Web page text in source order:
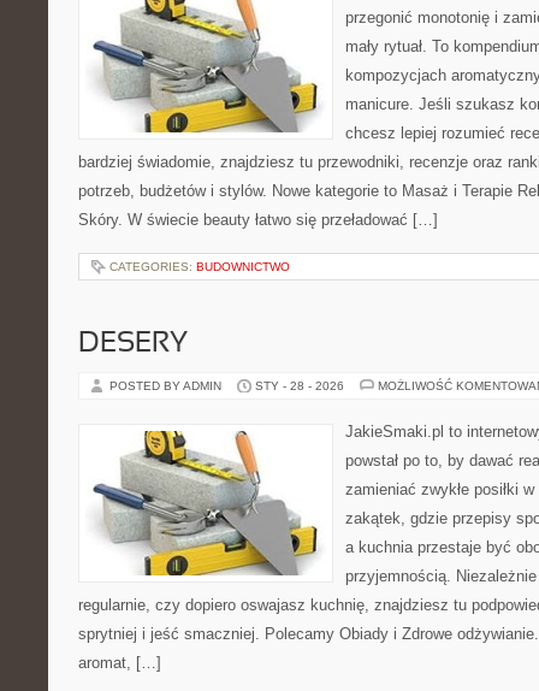
przegonić monotonię i
mały rytuał. To
kompozycjach
manicure. Jeśli szukasz
chcesz lepiej rozumieć
bardziej świadomie, znajdziesz tu przewodniki, recenzje oraz
potrzeb, budżetów i stylów. Nowe kategorie to Masaż i Terapie
Skóry. W świecie beauty łatwo się przeładować […]
CATEGORIES: BUDOWNICTWO
DESERY
POSTED BY ADMIN STY - 28 - 2026 MOŻLIWOŚĆ
JakieSmaki.pl to
powstał po to, by dawać
zamieniać zwykłe posiłki
zakątek, gdzie przepisy
a kuchnia przestaje być
przyjemnością.
regularnie, czy dopiero oswajasz kuchnię, znajdziesz tu
sprytniej i jeść smaczniej. Polecamy Obiady i Zdrowe
aromat, […]